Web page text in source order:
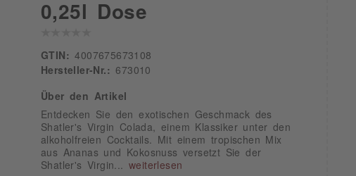
0,25l Dose
GTIN:
4007675673108
Hersteller-Nr.:
673010
Über den Artikel
Entdecken Sie den exotischen Geschmack des
Shatler's Virgin Colada, einem Klassiker unter den
alkoholfreien Cocktails. Mit einem tropischen Mix
aus Ananas und Kokosnuss versetzt Sie der
Shatler's Virgin... weiterlesen